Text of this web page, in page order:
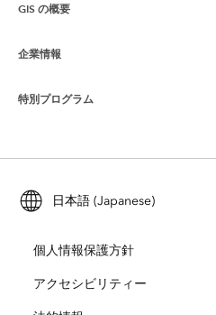
マッピング
Esri Community
ArcGIS ブログ
ユーザー調査およびテスト
Esri Young Professionals Network
GIS の概要
GIS とは
ロケーション インテリジェンス
トレーニング
ArcUser
ArcNews
ArcWatch
企業情報
Esri について
採用情報
オープンビジョン
特別プログラム
ArcGIS for Student Use
自然保護
日本語 (Japanese)
個人情報保護方針
アクセシビリティー